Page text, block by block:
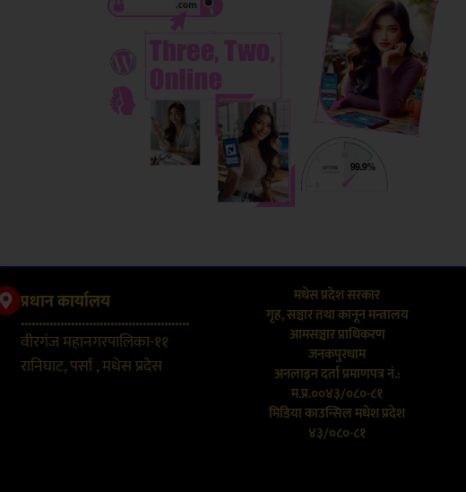
प्रधान कार्यालय
...............................................
वीरगंज महानगरपालिका-११
रानिघाट, पर्सा , मधेस प्रदेस
मधेस प्रदेश सरकार
गृह, सञ्चार तथा कानून मन्त्रालय
आमसञ्चार प्राधिकरण
जनकपुरधाम
अनलाइन दर्ता प्रमाणपत्र नं.:
म.प्र.००४३/०८०-८१
मिडिया काउन्सिल मधेश प्रदेश
४३/०८०-८१